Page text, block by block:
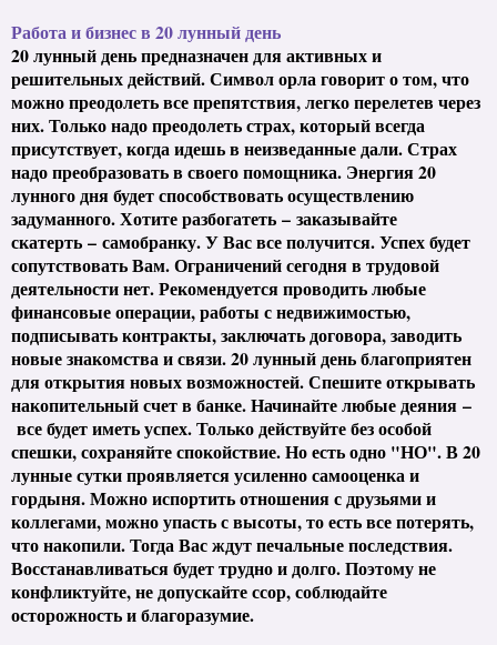
Работа и бизнес в 20 лунный день
20 лунный день предназначен для активных и
решительных действий. Символ орла говорит о том, что
можно преодолеть все препятствия, легко перелетев через
них. Только надо преодолеть страх, который всегда
присутствует, когда идешь в неизведанные дали. Страх
надо преобразовать в своего помощника. Энергия 20
лунного дня будет способствоватьосуществлению
задуманного. Хотите разбогатеть – заказывайте
скатерть – самобранку. У Вас все получится. Успех будет
сопутствовать Вам. Ограничений сегодня в трудовой
деятельности нет. Рекомендуется проводить любые
финансовые операции, работы с недвижимостью,
подписывать контракты, заключать договора, заводить
новые знакомства и связи. 20 лунный день благоприятен
для открытия новых возможностей. Спешите открывать
накопительный счет в банке. Начинайте любые деяния –
все будет иметь успех. Только действуйте без особой
спешки, сохраняйте спокойствие. Но есть одно "НО". В 20
лунные сутки проявляется усиленно самооценка и
гордыня. Можно испортить отношения с друзьями и
коллегами, можно упасть с высоты, то есть все потерять,
что накопили. Тогда Вас ждут печальные последствия.
Восстанавливаться будет трудно и долго. Поэтому не
конфликтуйте, не допускайте ссор, соблюдайте
осторожность и благоразумие.